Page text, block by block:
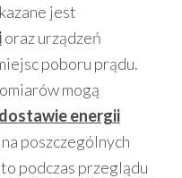
jest
oraz urządzeń
poboru prądu.
mogą
energii
na poszczególnych
podczas przeglądu